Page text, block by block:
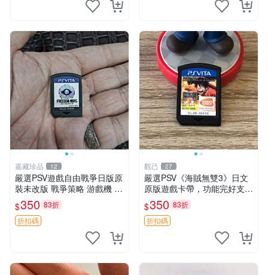
嘉藏珍品 12
嚴選PSV遊戲自由戰爭日版原
裝未改版 戰爭策略 游戲機 遊
玩好物
$350 83折
折扣碼
觀己 27
嚴選PSV《海賊無雙3》日文
原版遊戲卡帶，功能完好支持
主機 海賊無雙3 卡帶 PSV 主
機 遊戲卡帶
$350 83折
折扣碼